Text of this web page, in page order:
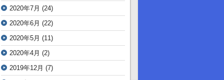
2020年7月 (24)
2020年6月 (22)
2020年5月 (11)
2020年4月 (2)
2019年12月 (7)